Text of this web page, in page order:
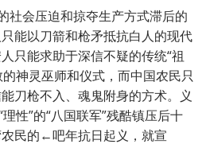
社会压迫和掠夺生产方式滞后的
能以刀箭和枪矛抵抗白人的现代
只能求助于深信不疑的传统“祖
的神灵巫师和仪式，而中国农民只
刀枪不入、魂鬼附身的方术。义
性”的“八国联军”残酷镇压后十
民的←吧年抗日起义，就宣